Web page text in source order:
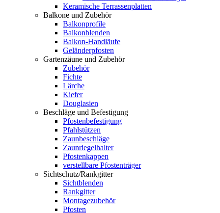
Keramische Terrassenplatten
Balkone und Zubehör
Balkonprofile
Balkonblenden
Balkon-Handläufe
Geländerpfosten
Gartenzäune und Zubehör
Zubehör
Fichte
Lärche
Kiefer
Douglasien
Beschläge und Befestigung
Pfostenbefestigung
Pfahlstützen
Zaunbeschläge
Zaunriegelhalter
Pfostenkappen
verstellbare Pfostenträger
Sichtschutz/Rankgitter
Sichtblenden
Rankgitter
Montagezubehör
Pfosten